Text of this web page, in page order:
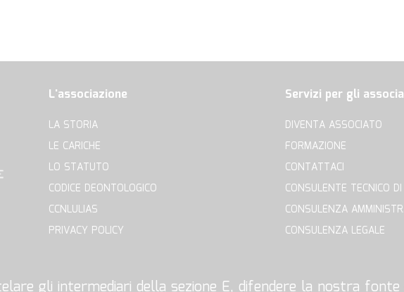
L'associazione
LA STORIA
LE CARICHE
LO STATUTO
CODICE DEONTOLOGICO
CCNLULIAS
PRIVACY POLICY
Servizi per gli
DIVENTA ASSOCIATO
FORMAZIONE
CONTATTACI
CONSULENTE TECNICO
CONSULENZA
CONSULENZA LEGALE
gli intermediari della sezione E, difendere la nostra fonte